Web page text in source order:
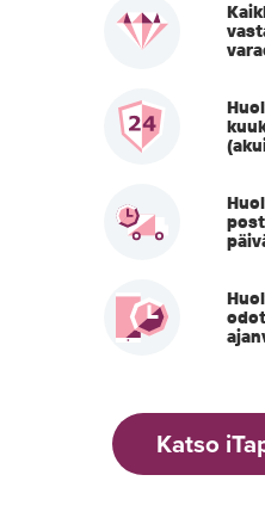
Katso